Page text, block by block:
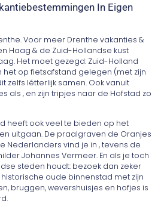
In Eigen
Voor meer Drenthe vakanties &
Haag & de Zuid-Hollandse kust
Het moet gezegd: Zuid-Holland
het op fietsafstand gelegen (met zijn
zelfs létterlijk samen. Ook vanuit
als , en zijn tripjes naar de Hofstad zo
heeft ook veel te bieden op het
uitgaan. De praalgraven de Oranjes
Nederlanders vind je in , tevens de
Johannes Vermeer. En als je toch
steden houdt: bezoek dan zeker
oude binnenstad met zijn
bruggen, wevershuisjes en hofjes is